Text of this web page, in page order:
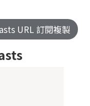
URL 訂閱複製